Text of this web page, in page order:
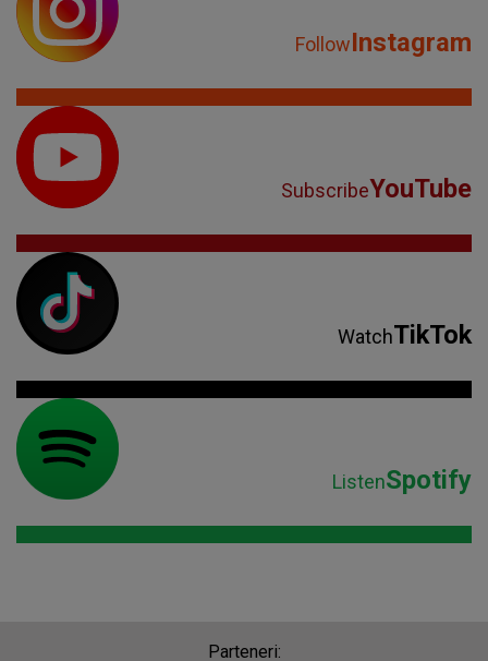
FollowInstagram
SubscribeYouTube
WatchTikTok
ListenSpotify
Parteneri: